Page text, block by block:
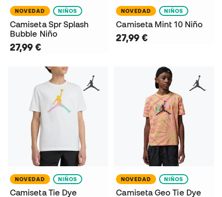
NOVEDAD NIÑOS
Camiseta Spr Splash
Bubble Niño
27,99 €
NOVEDAD NIÑOS
Camiseta Mint 10 Niño
27,99 €
NOVEDAD NIÑOS
Camiseta Tie Dye
NOVEDAD NIÑOS
Camiseta Geo Tie Dye